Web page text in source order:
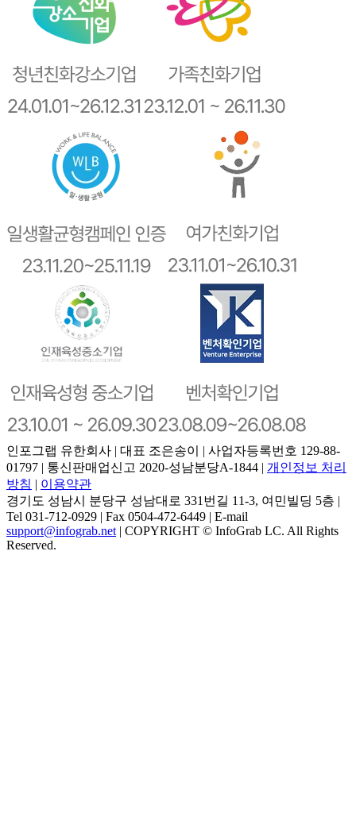
인포그랩 유한회사 | 대표 조은송이 | 사업자등록번호 129-88-
01797 | 통신판매업신고 2020-성남분당A-1844 | 개인정보 처리
방침 | 이용약관
경기도 성남시 분당구 성남대로 331번길 11-3, 여민빌딩 5층 |
Tel 031-712-0929 | Fax 0504-472-6449 | E-mail
support@infograb.net | COPYRIGHT © InfoGrab LC. All Rights
Reserved.